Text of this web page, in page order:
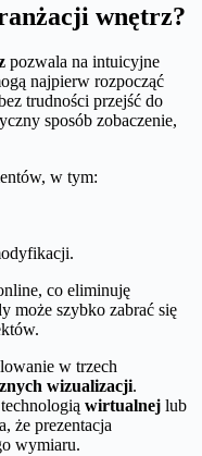
wnętrz?
pozwala na intuicyjne
najpierw rozpocząć
trudności przejść do
sposób zobaczenie,
w tym:
co eliminuję
może szybko zabrać się
w trzech
wizualizacji.
wirtualnej lub
że prezentacja
wymiaru.